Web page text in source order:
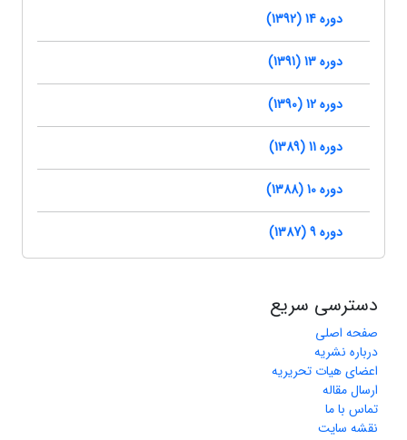
دوره 14 (1392)
دوره 13 (1391)
دوره 12 (1390)
دوره 11 (1389)
دوره 10 (1388)
دوره 9 (1387)
دسترسی سریع
صفحه اصلی
درباره نشریه
اعضای هیات تحریریه
ارسال مقاله
تماس با ما
نقشه سایت